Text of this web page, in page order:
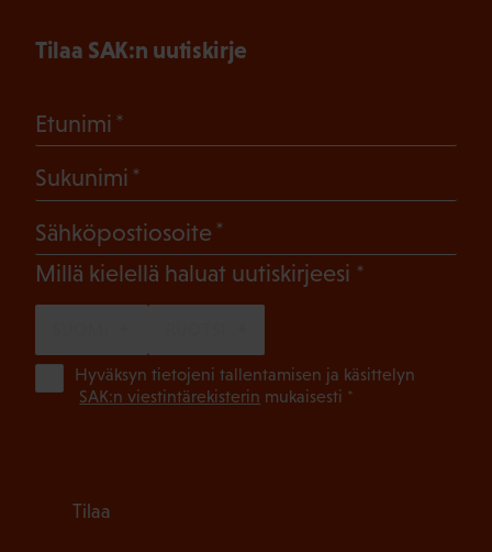
Tilaa SAK:n uutiskirje
Etunimi
Sukunimi
Sähköpostiosoite
Millä kielellä haluat uutiskirjeesi (Pakollinen)
Hyväksyn tietojeni tallentamisen ja käsittelyn
SAK:n viestintärekisterin mukaisesti *
Tilaa